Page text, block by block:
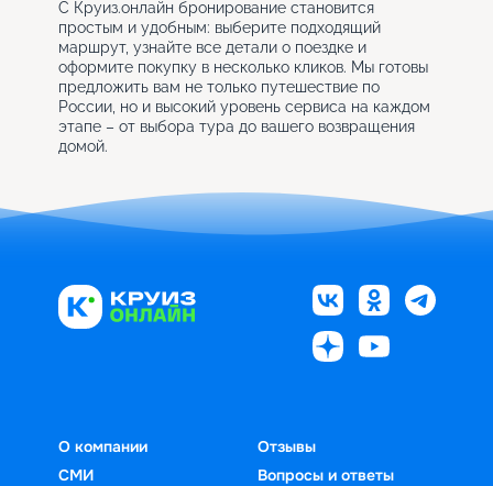
С Круиз.онлайн бронирование становится
простым и удобным: выберите подходящий
маршрут, узнайте все детали о поездке и
оформите покупку в несколько кликов. Мы готовы
предложить вам не только путешествие по
России, но и высокий уровень сервиса на каждом
этапе – от выбора тура до вашего возвращения
домой.
О компании
СМИ
Отзывы
Вопросы и ответы